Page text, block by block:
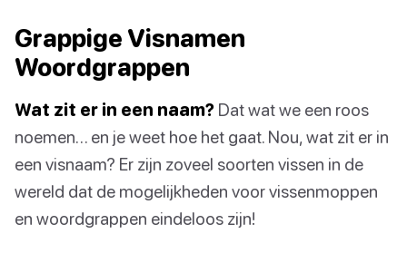
Grappige Visnamen
Woordgrappen
Wat zit er in een naam? Dat wat we een roos
noemen… en je weet hoe het gaat. Nou, wat zit er in
een visnaam? Er zijn zoveel soorten vissen in de
wereld dat de mogelijkheden voor vissenmoppen
en woordgrappen eindeloos zijn!